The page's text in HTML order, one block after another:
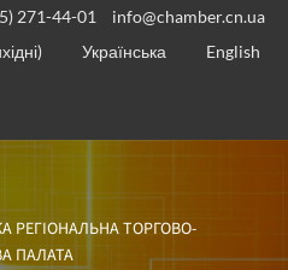
271-44-01
info@chamber.cn.ua
Українська English
РЕГІОНАЛЬНА ТОРГОВО-
ПАЛАТА